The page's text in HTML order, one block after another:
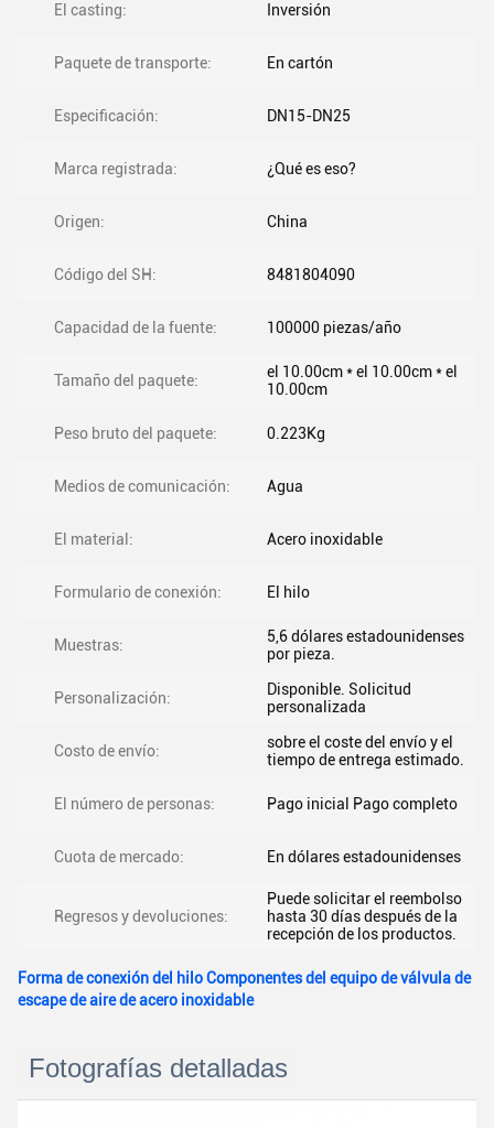
El casting: Inversión
Paquete de transporte: En cartón
Especificación: DN15-DN25
Marca registrada: ¿Qué es eso?
Origen: China
Código del SH: 8481804090
Capacidad de la fuente: 100000 piezas/año
Tamaño del paquete:
el 10.00cm * el 10.00cm * el
10.00cm
Peso bruto del paquete: 0.223Kg
Medios de comunicación: Agua
El material: Acero inoxidable
Formulario de conexión: El hilo
Muestras:
5,6 dólares estadounidenses
por pieza.
Personalización:
Disponible. Solicitud
personalizada
Costo de envío:
sobre el coste del envío y el
tiempo de entrega estimado.
El número de personas: Pago inicial Pago completo
Cuota de mercado: En dólares estadounidenses
Regresos y devoluciones:
Puede solicitar el reembolso
hasta 30 días después de la
recepción de los productos.
Forma de conexión del hilo Componentes del equipo de válvula de
escape de aire de acero inoxidable
Fotografías detalladas